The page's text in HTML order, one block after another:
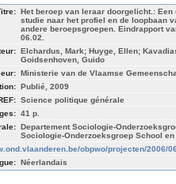
Het beroep van leraar doorgelicht.:
studie naar het profiel en de loopbaan
andere beroepsgroepen. Eindrapport
06.02.
Elchardus, Mark; Huyge, Ellen;
Goidsenhoven, Guido
Ministerie van de Vlaamse
Publié, 2009
Science politique générale
41 p.
Departement Sociologie-
Sociologie-Onderzoeksgroep School
obpwo/projecten/2006/
Néerlandais